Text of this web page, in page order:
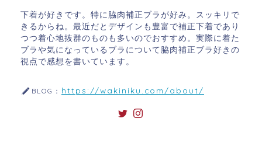
下着が好きです。特に脇肉補正ブラが好み。スッキリで
きるからね。最近だとデザインも豊富で補正下着であり
つつ着心地抜群のものも多いのでおすすめ。実際に着た
ブラや気になっているブラについて脇肉補正ブラ好きの
視点で感想を書いています。
BLOG： https://wakiniku.com/about/